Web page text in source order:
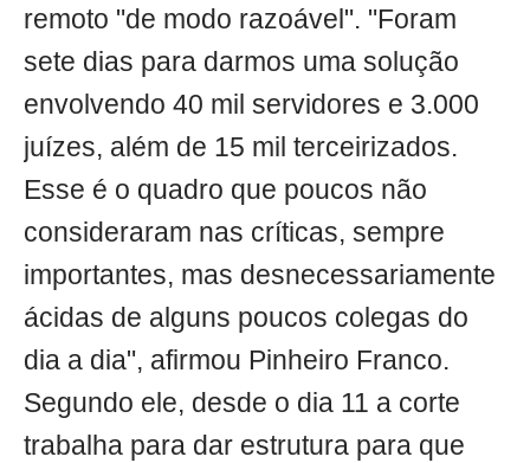
remoto "de modo razoável". "Foram
sete dias para darmos uma solução
envolvendo 40 mil servidores e 3.000
juízes, além de 15 mil terceirizados.
Esse é o quadro que poucos não
consideraram nas críticas, sempre
importantes, mas desnecessariamente
ácidas de alguns poucos colegas do
dia a dia", afirmou Pinheiro Franco.
Segundo ele, desde o dia 11 a corte
trabalha para dar estrutura para que